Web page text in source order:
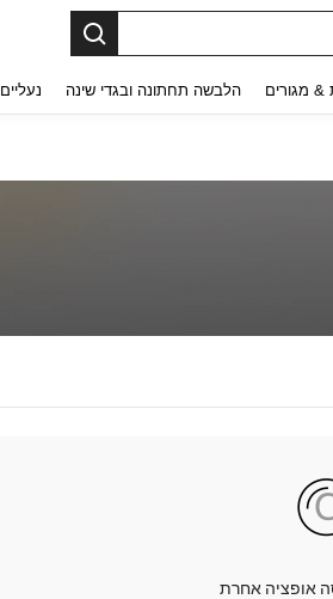
& מגורים הלבשה תחתונה ובגדי שינה נעליים
אופציה אחרת